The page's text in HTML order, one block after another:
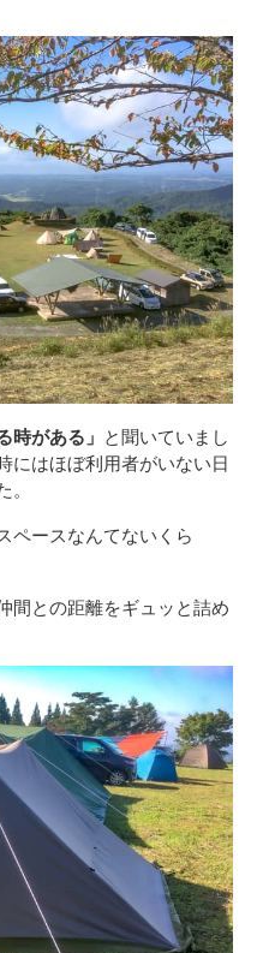
時がある」 と聞いていまし
にはほぼ利用者がいない日
ペースなんてないくら
間との距離をギュッと詰め